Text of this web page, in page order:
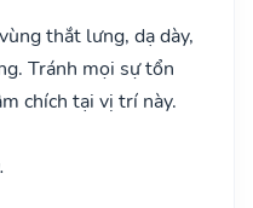
thắt lưng, dạ dày,
Tránh mọi sự tổn
chích tại vị trí này.